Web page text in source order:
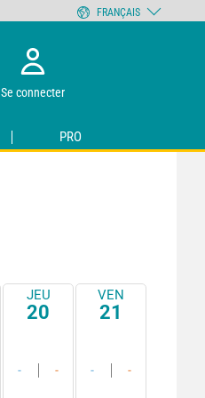
Se connecter
PRO
JEU
20
- -
VEN
21
- -
FRANÇAIS